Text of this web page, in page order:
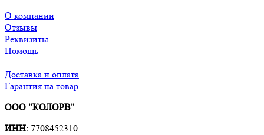
О компании
Отзывы
Реквизиты
Помощь
Доставка и оплата
Гарантия на товар
ООО "КОЛОРВ"
ИНН: 7708452310